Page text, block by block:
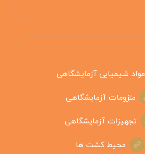
مواد شیمیایی آزمایشگاهی
ملزومات آزمایشگاهی
تجهیزات آزمایشگاهی
محیط کشت ها